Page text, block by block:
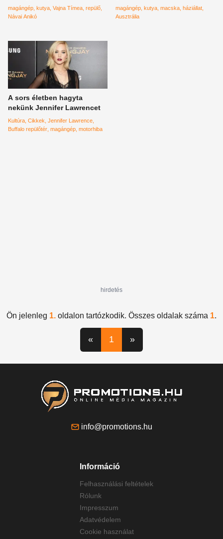
fotók
magángép kutya Vajna Tímea repülő
Návai Anikó
magángép kutya macska háziállat
Ausztrália
A sors életben hagyta
nekünk Jennifer Lawrencet
Kultúra Cikkek Jennifer Lawrence
Buffalo repülőtér magángép motorhiba
hirdetés
Ön jelenleg 1. oldalon tartózkodik. Összes oldalak száma 1.
« 1 »
info@promotions.hu
Információ
Felhasználási feltételek
Rólunk
Impresszum
Adatvédelem
Cookie használat